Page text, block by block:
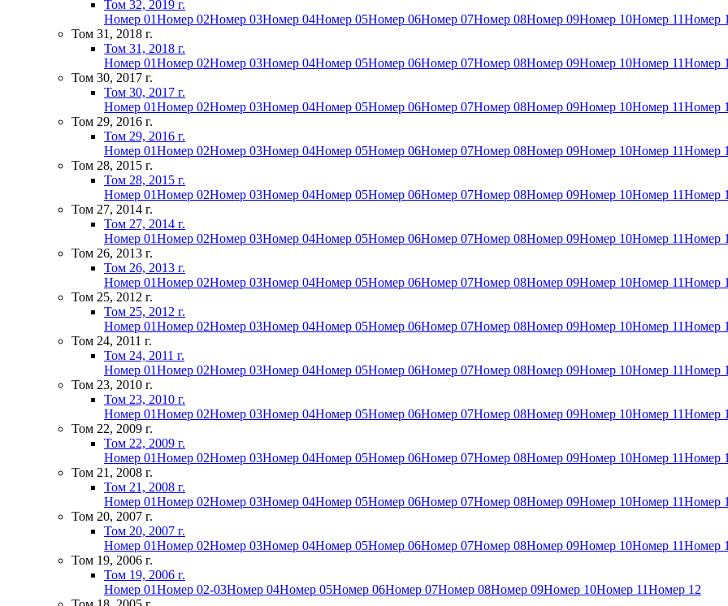
Том 32, 2019 г.
Номер 01Номер 02Номер 03Номер 04Номер 05Номер 06Номер 07Номер 08Номер 09Номер 10Номер 11Номер
Том 31, 2018 г.
Том 31, 2018 г.
Номер 01Номер 02Номер 03Номер 04Номер 05Номер 06Номер 07Номер 08Номер 09Номер 10Номер 11Номер
Том 30, 2017 г.
Том 30, 2017 г.
Номер 01Номер 02Номер 03Номер 04Номер 05Номер 06Номер 07Номер 08Номер 09Номер 10Номер 11Номер
Том 29, 2016 г.
Том 29, 2016 г.
Номер 01Номер 02Номер 03Номер 04Номер 05Номер 06Номер 07Номер 08Номер 09Номер 10Номер 11Номер
Том 28, 2015 г.
Том 28, 2015 г.
Номер 01Номер 02Номер 03Номер 04Номер 05Номер 06Номер 07Номер 08Номер 09Номер 10Номер 11Номер
Том 27, 2014 г.
Том 27, 2014 г.
Номер 01Номер 02Номер 03Номер 04Номер 05Номер 06Номер 07Номер 08Номер 09Номер 10Номер 11Номер
Том 26, 2013 г.
Том 26, 2013 г.
Номер 01Номер 02Номер 03Номер 04Номер 05Номер 06Номер 07Номер 08Номер 09Номер 10Номер 11Номер
Том 25, 2012 г.
Том 25, 2012 г.
Номер 01Номер 02Номер 03Номер 04Номер 05Номер 06Номер 07Номер 08Номер 09Номер 10Номер 11Номер
Том 24, 2011 г.
Том 24, 2011 г.
Номер 01Номер 02Номер 03Номер 04Номер 05Номер 06Номер 07Номер 08Номер 09Номер 10Номер 11Номер
Том 23, 2010 г.
Том 23, 2010 г.
Номер 01Номер 02Номер 03Номер 04Номер 05Номер 06Номер 07Номер 08Номер 09Номер 10Номер 11Номер
Том 22, 2009 г.
Том 22, 2009 г.
Номер 01Номер 02Номер 03Номер 04Номер 05Номер 06Номер 07Номер 08Номер 09Номер 10Номер 11Номер
Том 21, 2008 г.
Том 21, 2008 г.
Номер 01Номер 02Номер 03Номер 04Номер 05Номер 06Номер 07Номер 08Номер 09Номер 10Номер 11Номер
Том 20, 2007 г.
Том 20, 2007 г.
Номер 01Номер 02Номер 03Номер 04Номер 05Номер 06Номер 07Номер 08Номер 09Номер 10Номер 11Номер
Том 19, 2006 г.
Том 19, 2006 г.
Номер 01Номер 02-03Номер 04Номер 05Номер 06Номер 07Номер 08Номер 09Номер 10Номер 11Номер 12